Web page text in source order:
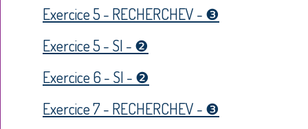
Exercice 5 - RECHERCHEV - ❸
Exercice 5 - SI - ❷
Exercice 6 - SI - ❷
Exercice 7 - RECHERCHEV - ❸